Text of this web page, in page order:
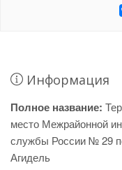
Информация
Полное название:
место Межрайонной
службы России № 29
Агидель